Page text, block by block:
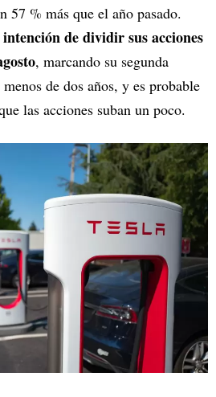
57 % más que el año pasado.
de dividir sus acciones
, marcando su segunda
de dos años, y es probable
las acciones suban un poco.